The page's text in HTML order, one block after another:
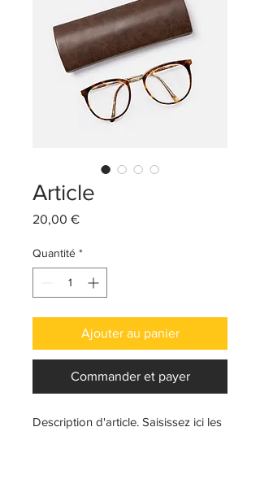
Article
20,00 €Prix
Quantité *
Ajouter au panier
Commander et payer
Description d'article. Saisissez ici les